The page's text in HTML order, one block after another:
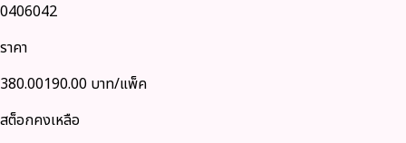
0406042
ราคา
380.00190.00 บาท/แพ็ค
สต็อกคงเหลือ